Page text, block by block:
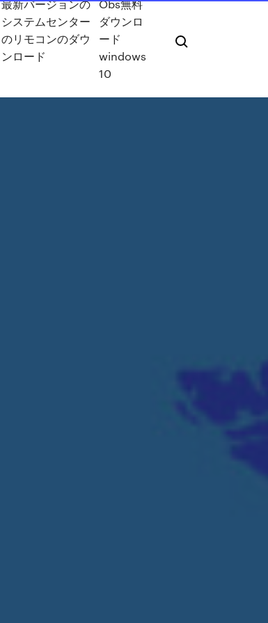
最新バージョンの
システムセンター
のリモコンのダウ
ンロード
Obs無料
ダウンロ
ード
windows
10